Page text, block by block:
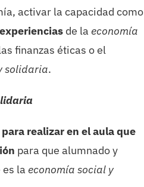
activar la capacidad como
de la economía
finanzas éticas o el
solidaria.
realizar en el aula que
para que alumnado y
la economía social y